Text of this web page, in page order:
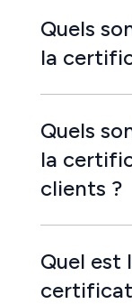
Quels
la
Quels
la
clients ?
Quel est